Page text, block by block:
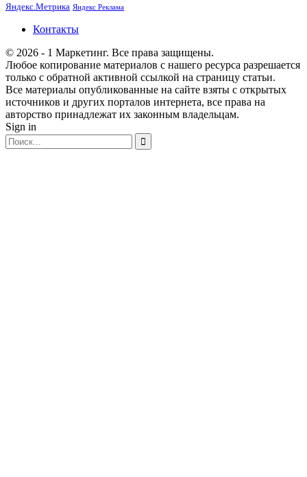
Яндекс.Метрика Яндекс Реклама
Контакты
© 2026 - 1 Маркетинг. Все права защищены.
Любое копирование материалов с нашего ресурса разрешается
только с обратной активной ссылкой на страницу статьи.
Все материалы опубликованные на сайте взяты с открытых
источников и других порталов интернета, все права на
авторство принадлежат их законным владельцам.
Sign in